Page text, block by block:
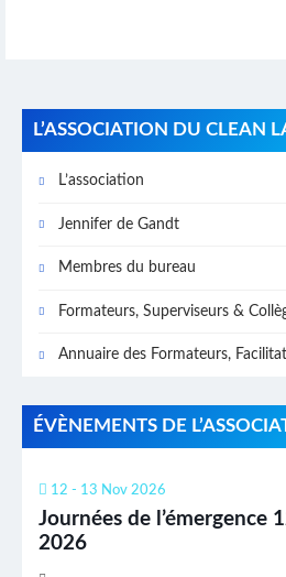
L’ASSOCIATION DU CLEAN
L’association
Jennifer de Gandt
Membres du bureau
Formateurs, Superviseurs &
Annuaire des Formateurs,
ÉVÈNEMENTS DE
12 - 13 Nov 2026
Journées de l’émergence
2026